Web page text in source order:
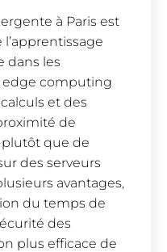
à Paris est
l’apprentissage
dans les
edge computing
et des
de
plutôt que de
des serveurs
avantages,
du temps de
des
plus efficace de